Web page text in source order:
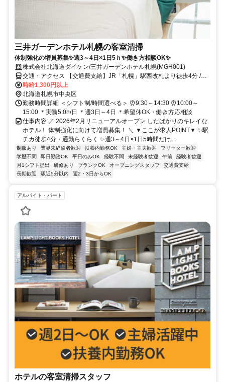
三井ガーデンホテル札幌の客室清掃
体制強化の増員募集✨週3～4日×1日5ｈ✨働き方相談OK✨
株式会社北海道ダイケン/三井ガーデンホテル札幌(MGH001)
交通・アクセス 【交通費支給】JR「札幌」駅西改札より徒歩4分 /地
下鉄「さっぽろ」駅より徒歩4分
時給1,300円以上
北海道札幌市中央区
勤務時間詳細 ＜シフト制/時間選べる＞ ⏰9:30～14:30 ⏰10:00～
15:00 ＊実働5.0h/日 ＊週3日～4日 ＊希望休OK・働き方応相談
仕事内容 ／ 2026年2月リニューアルオープン したばかりのキレイな
ホテル！ 体制強化に向けて増員募集！ ＼ ▼ここが求人POINT▼ ✨駅
チカ徒歩4分・通勤らくらく ✨週3～4日×1日5時間だけ...
制服あり 業界未経験者歓迎 扶養内勤務OK 主婦・主夫歓迎
フリーター歓迎
学歴不問
即日勤務OK 平日のみOK 経験不問 未経験者歓迎 午前
経験者歓迎
月1シフト提出
研修あり ブランクOK オープニングスタッフ
交通費支給
長期歓迎
駅近5分以内 週2・3日からOK
アルバイト・パート
ホテルの客室清掃スタッフ